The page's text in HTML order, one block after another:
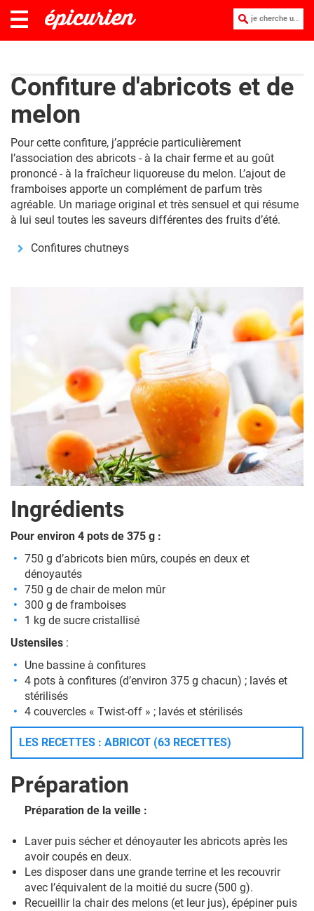
je cherche une recette :
Confiture d'abricots et de
melon
Pour cette confiture, j’apprécie particulièrement
l’association des abricots - à la chair ferme et au goût
prononcé - à la fraîcheur liquoreuse du melon. L’ajout de
framboises apporte un complément de parfum très
agréable. Un mariage original et très sensuel et qui résume
à lui seul toutes les saveurs différentes des fruits d’été.
Confitures chutneys
Ingrédients
Pour environ 4 pots de 375 g :
750 g d’abricots bien mûrs, coupés en deux et
dénoyautés
750 g de chair de melon mûr
300 g de framboises
1 kg de sucre cristallisé
Ustensiles :
Une bassine à confitures
4 pots à confitures (d’environ 375 g chacun) ; lavés et
stérilisés
4 couvercles « Twist-off » ; lavés et stérilisés
LES RECETTES : ABRICOT (63 RECETTES)
Préparation
Préparation de la veille :
Laver puis sécher et dénoyauter les abricots après les
avoir coupés en deux.
Les disposer dans une grande terrine et les recouvrir
avec l’équivalent de la moitié du sucre (500 g).
Recueillir la chair des melons (et leur jus), épépiner puis